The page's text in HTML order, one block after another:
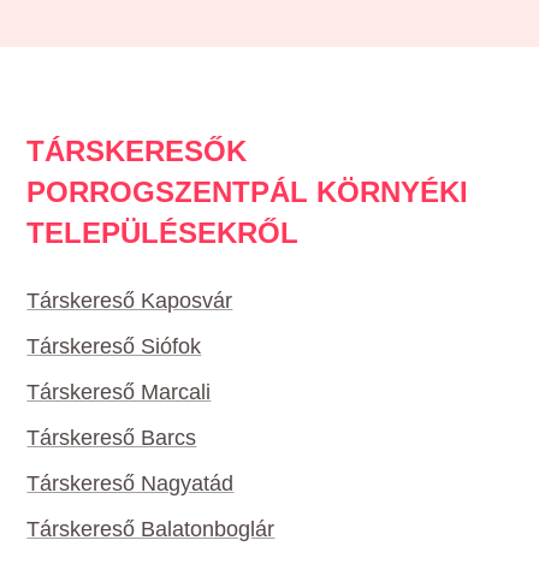
TÁRSKERESŐK
PORROGSZENTPÁL KÖRNYÉKI
TELEPÜLÉSEKRŐL
Társkereső Kaposvár
Társkereső Siófok
Társkereső Marcali
Társkereső Barcs
Társkereső Nagyatád
Társkereső Balatonboglár